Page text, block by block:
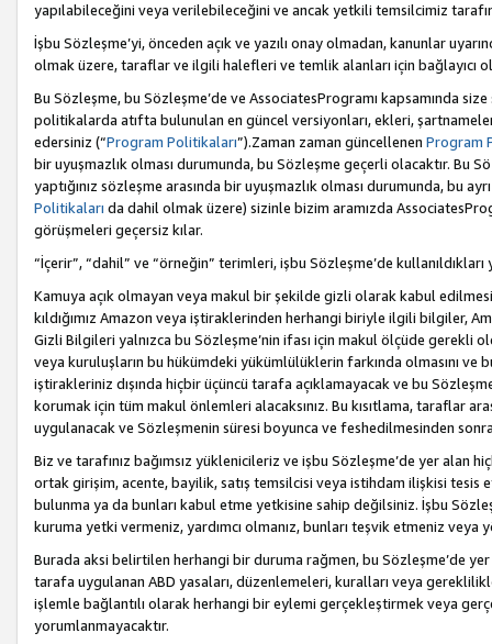
yapılabileceğini veya verilebileceğini ve ancak yetkili temsilcimiz
İşbu Sözleşme’yi, önceden açık ve yazılı onay olmadan, kanunlar
olmak üzere, taraflar ve ilgili halefleri ve temlik alanları için bağlayıcı
Bu Sözleşme, bu Sözleşme’de ve AssociatesProgramı kapsamında
politikalarda atıfta bulunulan en güncel versiyonları, ekleri,
edersiniz (“Program Politikaları”).Zaman zaman güncellenen Program
bir uyuşmazlık olması durumunda, bu Sözleşme geçerli olacaktır. Bu
yaptığınız sözleşme arasında bir uyuşmazlık olması durumunda, bu
Politikaları da dahil olmak üzere) sizinle bizim aramızda
görüşmeleri geçersiz kılar.
“İçerir”, “dahil” ve “örneğin” terimleri, işbu Sözleşme’de
Kamuya açık olmayan veya makul bir şekilde gizli olarak kabul
kıldığımız Amazon veya iştiraklerinden herhangi biriyle ilgili bilgiler,
Gizli Bilgileri yalnızca bu Sözleşme’nin ifası için makul ölçüde gerekli
veya kuruluşların bu hükümdeki yükümlülüklerin farkında olmasını ve
iştirakleriniz dışında hiçbir üçüncü tarafa açıklamayacak ve bu
korumak için tüm makul önlemleri alacaksınız. Bu kısıtlama, taraflar
uygulanacak ve Sözleşmenin süresi boyunca ve feshedilmesinden
Biz ve tarafınız bağımsız yüklenicileriz ve işbu Sözleşme’de yer alan
ortak girişim, acente, bayilik, satış temsilcisi veya istihdam ilişkisi
bulunma ya da bunları kabul etme yetkisine sahip değilsiniz. İşbu
kuruma yetki vermeniz, yardımcı olmanız, bunları teşvik etmeniz
Burada aksi belirtilen herhangi bir duruma rağmen, bu Sözleşme’de
tarafa uygulanan ABD yasaları, düzenlemeleri, kuralları veya
işlemle bağlantılı olarak herhangi bir eylemi gerçekleştirmek veya
yorumlanmayacaktır.